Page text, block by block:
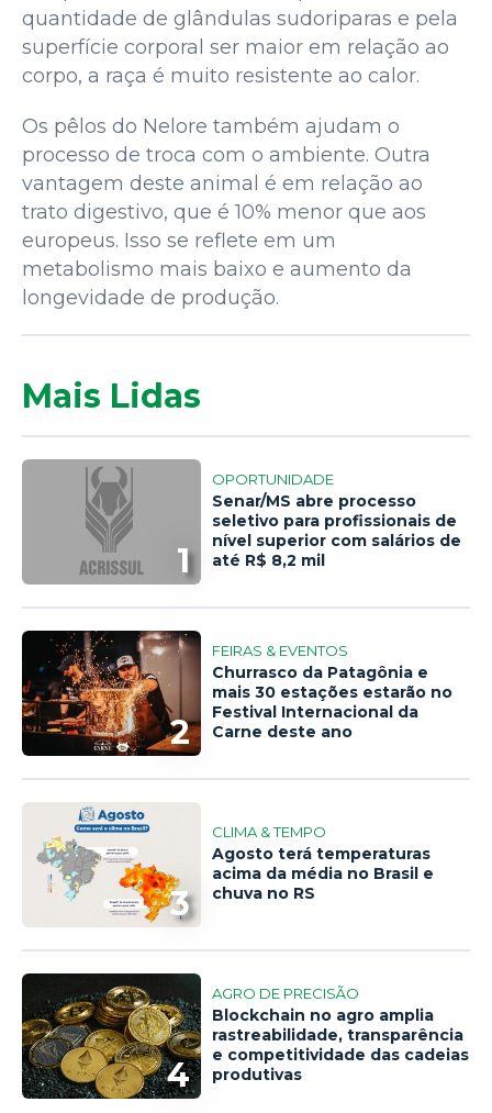
quantidade de glândulas sudoriparas e pela
superfície corporal ser maior em relação ao
corpo, a raça é muito resistente ao calor.
Os pêlos do Nelore também ajudam o
processo de troca com o ambiente. Outra
vantagem deste animal é em relação ao
trato digestivo, que é 10% menor que aos
europeus. Isso se reflete em um
metabolismo mais baixo e aumento da
longevidade de produção.
Mais Lidas
1
OPORTUNIDADE
Senar/MS abre processo
seletivo para profissionais de
nível superior com salários de
até R$ 8,2 mil
2
FEIRAS & EVENTOS
Churrasco da Patagônia e
mais 30 estações estarão no
Festival Internacional da
Carne deste ano
3
CLIMA & TEMPO
Agosto terá temperaturas
acima da média no Brasil e
chuva no RS
4
AGRO DE PRECISÃO
Blockchain no agro amplia
rastreabilidade, transparência
e competitividade das cadeias
produtivas